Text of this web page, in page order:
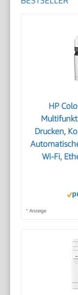
HP
Drucken,
Wi-Fi,
* Anzeige